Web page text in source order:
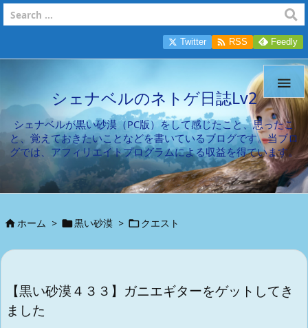
シェナベルのネトゲ日誌Lv2
シェナベルが黒い砂漠（PC版）をして感じたこと、思ったこ
と、覚えておきたいことなどを書いているブログです。当ブロ
グでは、アフィリエイトプログラムによる収益を得ています。

Twitter  RSS Feedly
ホーム > 黒い砂漠 > クエスト
【黒い砂漠４３３】ガニエギターをゲットしてき
ました